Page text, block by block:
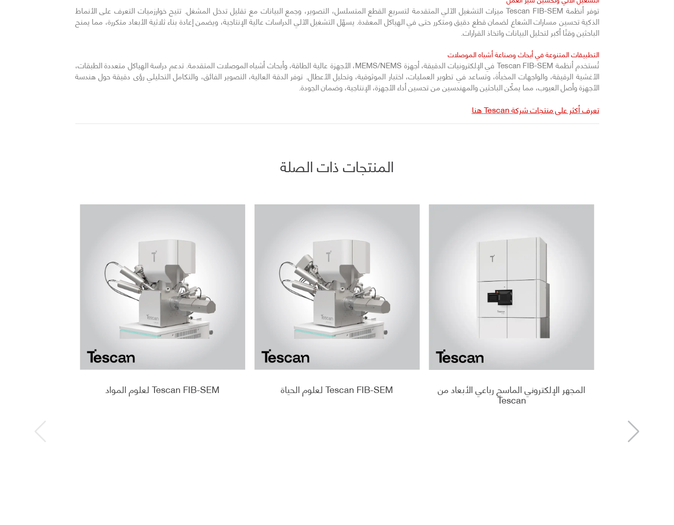
توفر أنظمة Tescan FIB-SEM ميزات التشغيل الآلي المتقدمة لتسريع القطع المتسلسل، التصوير، وجمع البيانات مع تقليل تدخل المشغل. تتيح خوارزميات التعرف على الأنماط
الذكية تحسين مسارات الشعاع لضمان قطع دقيق ومتكرر حتى في الهياكل المعقدة. يسهّل التشغيل الآلي الدراسات عالية الإنتاجية، ويضمن إعادة بناء ثلاثية الأبعاد متكررة، مما يمنح
الباحثين وقتًا أكبر لتحليل البيانات واتخاذ القرارات.
التطبيقات المتنوعة في أبحاث وصناعة أشباه الموصلات
تُستخدم أنظمة Tescan FIB-SEM في الإلكترونيات الدقيقة، أجهزة MEMS/NEMS، الأجهزة عالية الطاقة، وأبحاث أشباه الموصلات المتقدمة. تدعم دراسة الهياكل متعددة الطبقات،
الأغشية الرقيقة، والواجهات المخبأة، وتساعد في تطوير العمليات، اختبار الموثوقية، وتحليل الأعطال. توفر الدقة العالية، التصوير الفائق، والتكامل التحليلي رؤى دقيقة حول هندسة
الأجهزة وأصل العيوب، مما يمكّن الباحثين والمهندسين من تحسين أداء الأجهزة، الإنتاجية، وضمان الجودة.
تعرف أكثر على منتجات شركة Tescan هنا
المنتجات ذات الصلة
المجهر الإلكتروني الماسح رباعي الأبعاد من
Tescan
Tescan FIB-SEM لعلوم الحياة Tescan FIB-SEM لعلوم المواد